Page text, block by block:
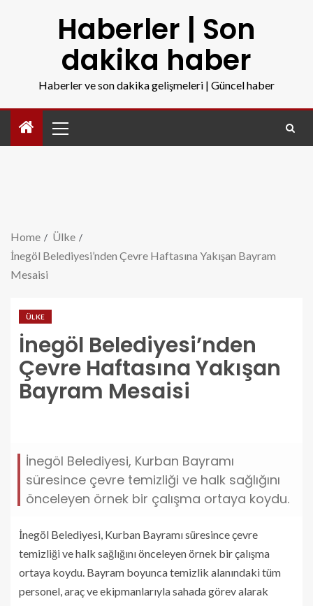
Haberler | Son
dakika haber
Haberler ve son dakika gelişmeleri | Güncel haber
Home
Ülke
İnegöl Belediyesi’nden Çevre Haftasına Yakışan Bayram
Mesaisi
ÜLKE
İnegöl Belediyesi’nden
Çevre Haftasına Yakışan
Bayram Mesaisi
inegol-belediyesinden-cevre-haftasina-yakisan-
İnegöl Belediyesi, Kurban Bayramı
süresince çevre temizliği ve halk sağlığını
önceleyen örnek bir çalışma ortaya koydu.
İnegöl Belediyesi, Kurban Bayramı süresince çevre
temizliği ve halk sağlığını önceleyen örnek bir çalışma
ortaya koydu. Bayram boyunca temizlik alanındaki tüm
personel, araç ve ekipmanlarıyla sahada görev alarak